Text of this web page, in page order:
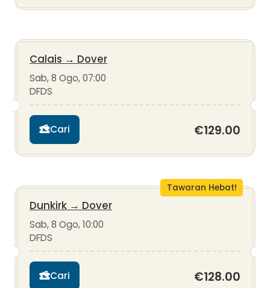
Calais → Dover
Sab, 8 Ogo, 07:00
DFDS
Cari €129.00
Tawaran Hebat!
Dunkirk → Dover
Sab, 8 Ogo, 10:00
DFDS
Cari €128.00